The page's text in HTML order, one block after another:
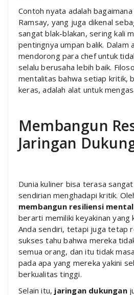
Contoh nyata adalah
Ramsay, yang juga dikenal
sangat blak-blakan, sering kali
pentingnya umpan balik. Dalam
mendorong para chef untuk
selalu berusaha lebih baik.
mentalitas bahwa setiap kritik,
keras, adalah alat untuk
Membangun
Jaringan
Dunia kuliner bisa terasa
sendirian menghadapi kritik.
membangun resiliensi mental
berarti memiliki keyakinan yang
Anda sendiri, tetapi juga tetap
sukses tahu bahwa mereka
semua orang, dan itu tidak
pada apa yang mereka yakini
berkualitas tinggi.
Selain itu, jaringan dukungan